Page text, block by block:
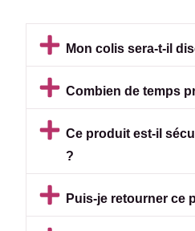
Mon colis sera-t-il
Combien de temps
Ce produit est-il
?
Puis-je retourner ce